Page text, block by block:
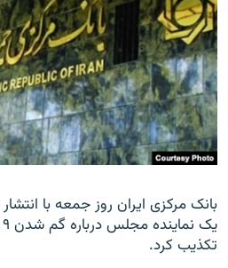
بانک مرکزی ایران روز جمعه با
تکذیب کرد.